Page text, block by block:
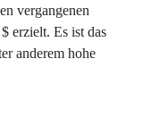
vergangenen
erzielt. Es ist das
anderem hohe